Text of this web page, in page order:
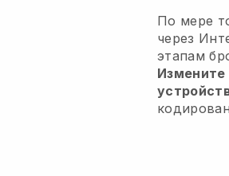
По мере
через
этапам
Измените